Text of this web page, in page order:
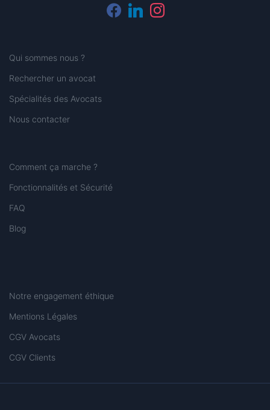
facebooklinkedininstagram
Qui sommes nous ?
Rechercher un avocat
Spécialités des Avocats
Nous contacter
Comment ça marche ?
Fonctionnalités et Sécurité
FAQ
Blog
Notre engagement éthique
Mentions Légales
CGV Avocats
CGV Clients